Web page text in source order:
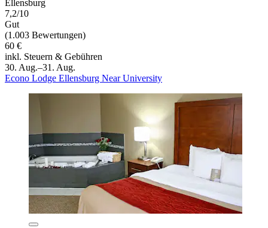
Ellensburg
7,2/10
Gut
(1.003 Bewertungen)
60 €
inkl. Steuern & Gebühren
30. Aug.–31. Aug.
Econo Lodge Ellensburg Near University